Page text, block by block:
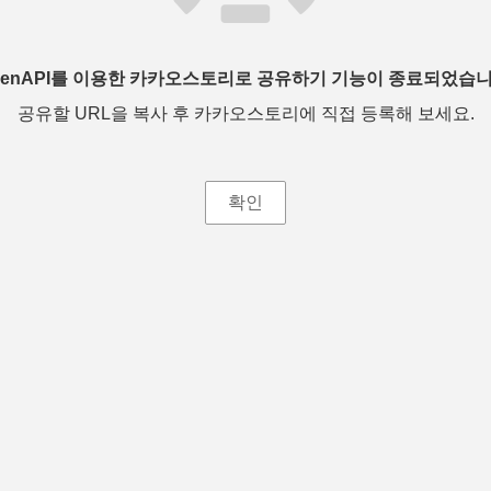
를 이용한 카카오스토리로 공유하기 기능이 종료되었습
공유할 URL을 복사 후 카카오스토리에 직접 등록해 보세요.
확인